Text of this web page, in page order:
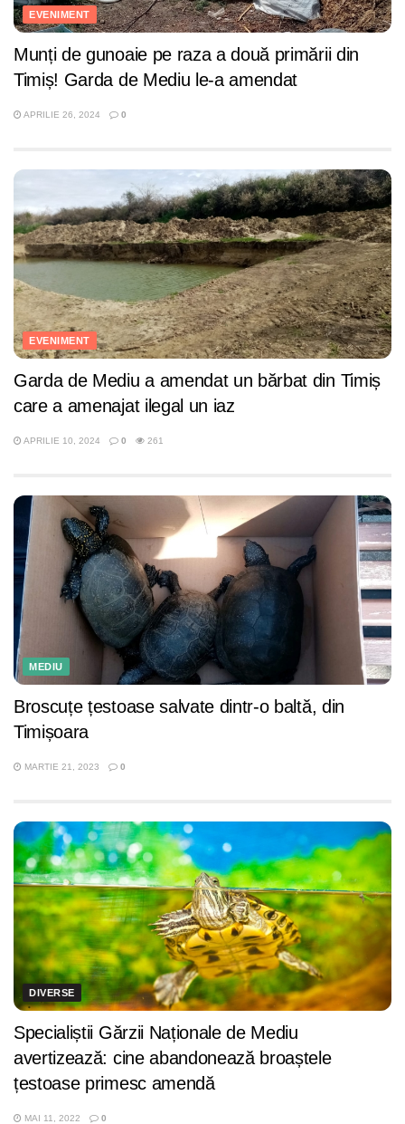
EVENIMENT
Munți de gunoaie pe raza a două primării din
Timiș! Garda de Mediu le-a amendat
APRILIE 26, 2024 0
EVENIMENT
Garda de Mediu a amendat un bărbat din Timiș
care a amenajat ilegal un iaz
APRILIE 10, 2024 0 261
MEDIU
Broscuțe țestoase salvate dintr-o baltă, din
Timișoara
MARTIE 21, 2023 0
DIVERSE
Specialiștii Gărzii Naționale de Mediu
avertizează: cine abandonează broaștele
țestoase primesc amendă
MAI 11, 2022 0